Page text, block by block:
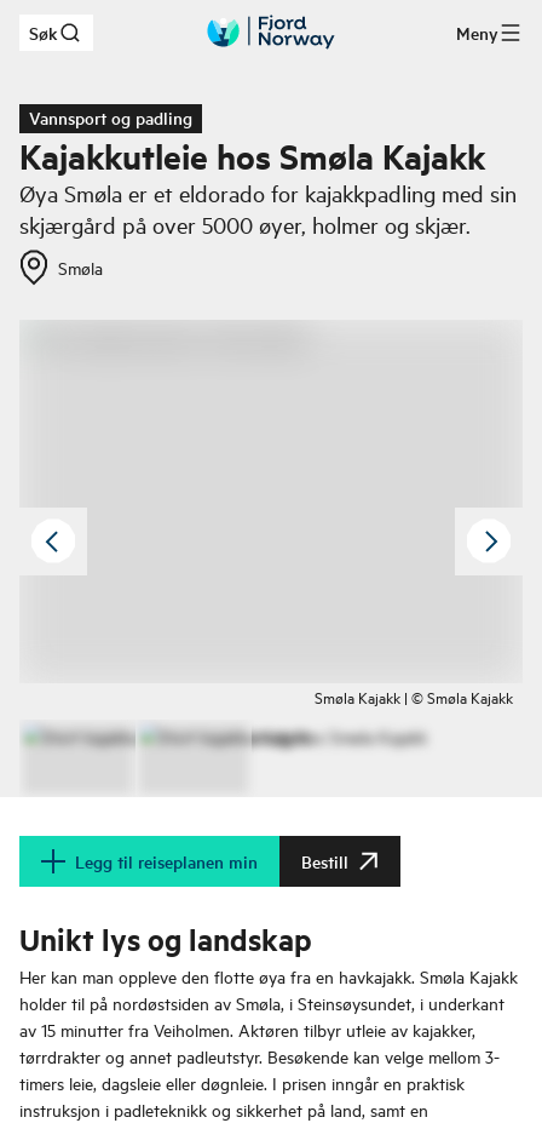
Hopp til hovedinnhold
Søk Meny
Vannsport og padling
Kajakkutleie hos Smøla Kajakk
Øya Smøla er et eldorado for kajakkpadling med sin
skjærgård på over 5000 øyer, holmer og skjær.
Smøla
Smøla Kajakk | © Smøla Kajakk
Legg til reiseplanen min Bestill
Unikt lys og landskap
Her kan man oppleve den flotte øya fra en havkajakk. Smøla Kajakk
holder til på nordøstsiden av Smøla, i Steinsøysundet, i underkant
av 15 minutter fra Veiholmen. Aktøren tilbyr utleie av kajakker,
tørrdrakter og annet padleutstyr. Besøkende kan velge mellom 3-
timers leie, dagsleie eller døgnleie. I prisen inngår en praktisk
instruksjon i padleteknikk og sikkerhet på land, samt en